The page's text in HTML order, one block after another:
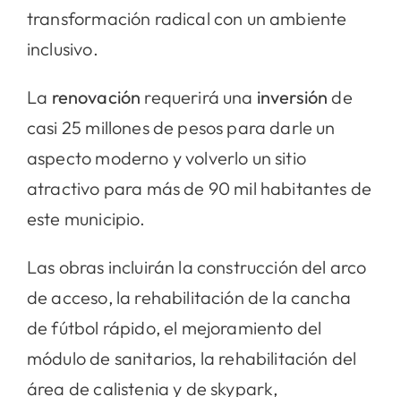
transformación radical con un ambiente
inclusivo.
La renovación requerirá una inversión de
casi 25 millones de pesos para darle un
aspecto moderno y volverlo un sitio
atractivo para más de 90 mil habitantes de
este municipio.
Las obras incluirán la construcción del arco
de acceso, la rehabilitación de la cancha
de fútbol rápido, el mejoramiento del
módulo de sanitarios, la rehabilitación del
área de calistenia y de skypark,